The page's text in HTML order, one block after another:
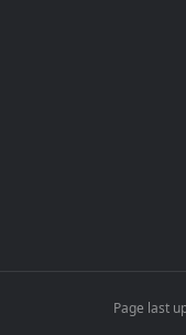
Page last